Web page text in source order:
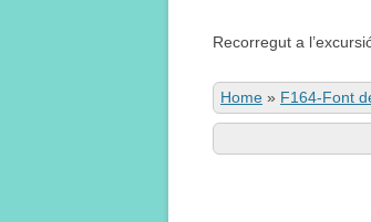
Recorregut a
Home » F164-Font